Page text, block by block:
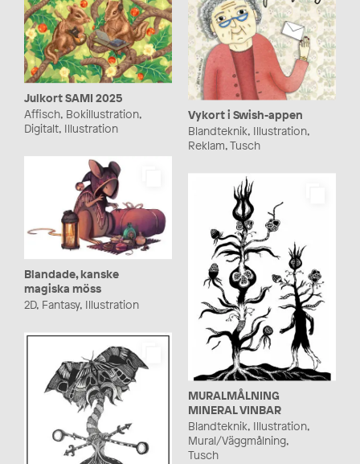
Vykort i Swish-appen
Blandteknik, Illustration,
Reklam, Tusch
Julkort SAMI 2025
Affisch, Bokillustration,
Digitalt, Illustration
Blandade, kanske
magiska möss
2D, Fantasy, Illustration
MURALMÅLNING
MINERAL VINBAR
Blandteknik, Illustration,
Mural/Väggmålning,
Tusch